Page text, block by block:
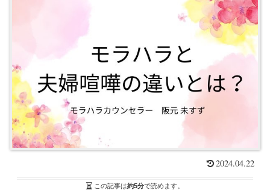
2024.04.22
この記事は約5分で読めます。